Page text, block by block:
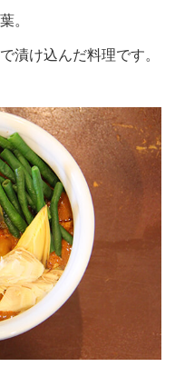
。
漬け込んだ料理です。